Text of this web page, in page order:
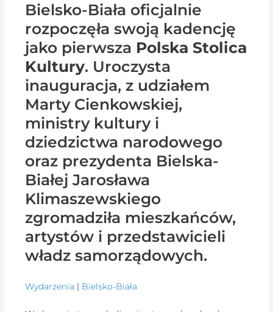
Bielsko-Biała oficjalnie
rozpoczęła swoją kadencję
jako pierwsza Polska Stolica
Kultury. Uroczysta
inauguracja, z udziałem
Marty Cienkowskiej,
ministry kultury i
dziedzictwa narodowego
oraz prezydenta Bielska-
Białej Jarosława
Klimaszewskiego
zgromadziła mieszkańców,
artystów i przedstawicieli
władz samorządowych.
Wydarzenia | Bielsko-Biała